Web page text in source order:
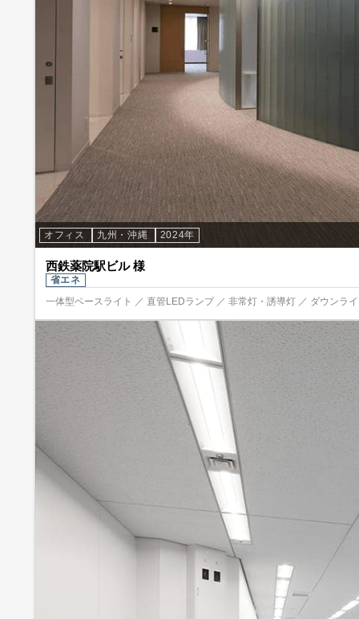
オフィス 九州・沖縄 2024年
西鉄薬院駅ビル 様
省エネ
一体型ベースライト ／ 直管LEDランプ ／ 非常灯・誘導灯 ／ ダウンラ